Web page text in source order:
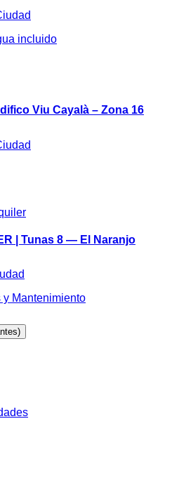
incluido
Viu Cayalà – Zona 16
| Tunas 8 — El Naranjo
y Mantenimiento